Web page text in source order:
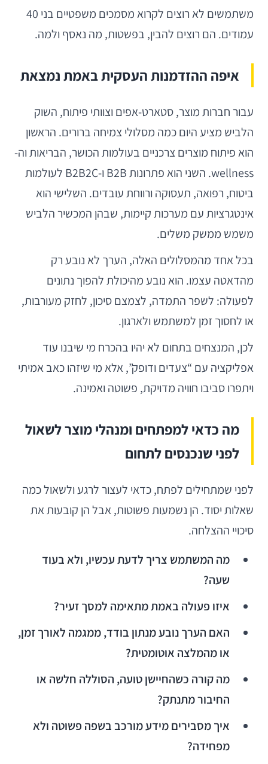
משתמשים לא רוצים לקרוא מסמכים משפטיים בני 40
עמודים. הם רוצים להבין, בפשטות, מה נאסף ולמה.
איפה ההזדמנות העסקית באמת נמצאת
עבור חברות מוצר, סטארט-אפים וצוותי פיתוח, השוק
הלביש מציע היום כמה מסלולי צמיחה ברורים. הראשון
הוא פיתוח מוצרים צרכניים בעולמות הכושר, הבריאות וה-
wellness. השני הוא פתרונות B2B ו-B2B2C לעולמות
ביטוח, רפואה, תעסוקה ורווחת עובדים. השלישי הוא
אינטגרציות עם מערכות קיימות, שבהן המכשיר הלביש
משמש ממשק משלים.
בכל אחד מהמסלולים האלה, הערך לא נובע רק
מהדאטה עצמו. הוא נובע מהיכולת להפוך נתונים
לפעולה: לשפר התמדה, לצמצם סיכון, לחזק מעורבות,
או לחסוך זמן למשתמש ולארגון.
לכן, המנצחים בתחום לא יהיו בהכרח מי שיבנו עוד
אפליקציה עם “צעדים ודופק”, אלא מי שיזהו כאב אמיתי
ויתפרו סביבו חוויה מדויקת, פשוטה ואמינה.
מה כדאי למפתחים ומנהלי מוצר לשאול
לפני שנכנסים לתחום
לפני שמתחילים לפתח, כדאי לעצור לרגע ולשאול כמה
שאלות יסוד. הן נשמעות פשוטות, אבל הן קובעות את
סיכויי ההצלחה.
מה המשתמש צריך לדעת עכשיו, ולא בעוד
שעה?
איזו פעולה באמת מתאימה למסך זעיר?
האם הערך נובע מנתון בודד, ממגמה לאורך זמן,
או מהמלצה אוטומטית?
מה קורה כשהחיישן טועה, הסוללה חלשה או
החיבור מתנתק?
איך מסבירים מידע מורכב בשפה פשוטה ולא
מפחידה?